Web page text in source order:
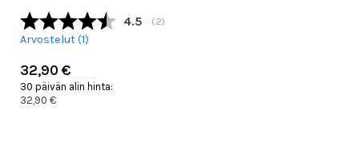
Keskimääräinen luokitus:
4.5 (äänet:
2)
Arvostelut (1)
32,90 €
30 päivän alin hinta:
32,90 €